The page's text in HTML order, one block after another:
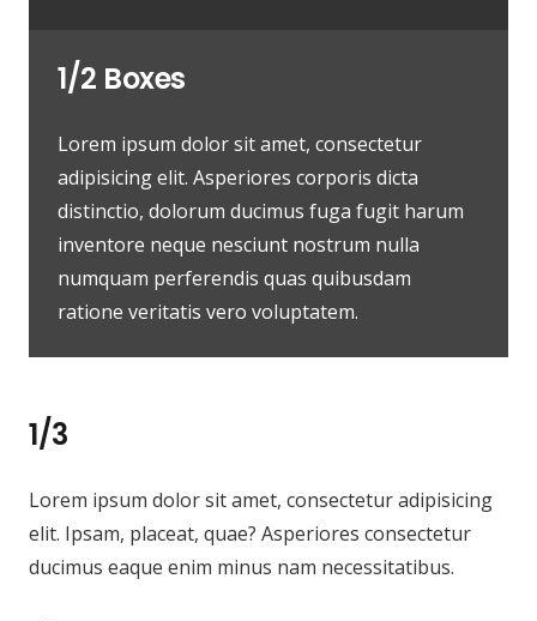
1/2 Boxes
Lorem ipsum dolor sit amet, consectetur
adipisicing elit. Asperiores corporis dicta
distinctio, dolorum ducimus fuga fugit harum
inventore neque nesciunt nostrum nulla
numquam perferendis quas quibusdam
ratione veritatis vero voluptatem.
1/3
Lorem ipsum dolor sit amet, consectetur adipisicing
elit. Ipsam, placeat, quae? Asperiores consectetur
ducimus eaque enim minus nam necessitatibus.